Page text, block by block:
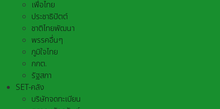
เพื่อไทย
ประชาธิปัตต์
ชาติไทยพัฒนา
พรรคอื่นๆ
ภูมิใจไทย
กกต.
รัฐสภา
SET-คลัง
บริษัทจดทะเบียน